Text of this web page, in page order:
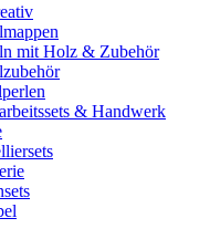
mit Holz & Zubehör
& Handwerk